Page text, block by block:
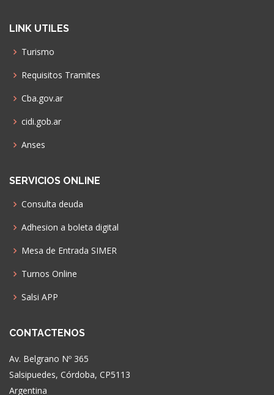
LINK UTILES
Turismo
Requisitos Tramites
Cba.gov.ar
cidi.gob.ar
Anses
SERVICIOS ONLINE
Consulta deuda
Adhesion a boleta digital
Mesa de Entrada SIMER
Turnos Online
Salsi APP
CONTACTENOS
Av. Belgrano Nº 365
Salsipuedes, Córdoba, CP5113
Argentina